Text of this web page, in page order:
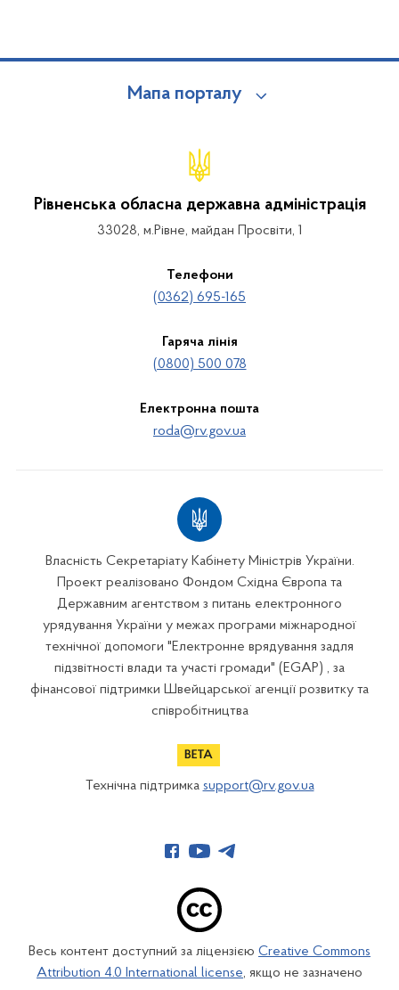
Мапа порталу
Рівненська обласна державна адміністрація
33028, м.Рівне, майдан Просвіти, 1
Телефони
(0362) 695-165
Гаряча лінія
(0800) 500 078
Електронна пошта
roda@rv.gov.ua
Власність Секретаріату Кабінету Міністрів України.
Проект реалізовано Фондом Східна Європа та
Державним агентством з питань електронного
урядування України у межах програми міжнародної
технічної допомоги "Електронне врядування задля
підзвітності влади та участі громади" (EGAP) , за
фінансової підтримки Швейцарської агенції розвитку та
співробітництва
Технічна підтримка support@rv.gov.ua
Весь контент доступний за ліцензією Creative Commons
Attribution 4.0 International license, якщо не зазначено